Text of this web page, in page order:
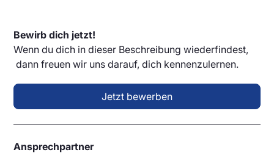
Bewirb dich jetzt!
Wenn du dich in dieser Beschreibung wiederfindest,
dann freuen wir uns darauf, dich kennenzulernen.
Jetzt bewerben
Ansprechpartner